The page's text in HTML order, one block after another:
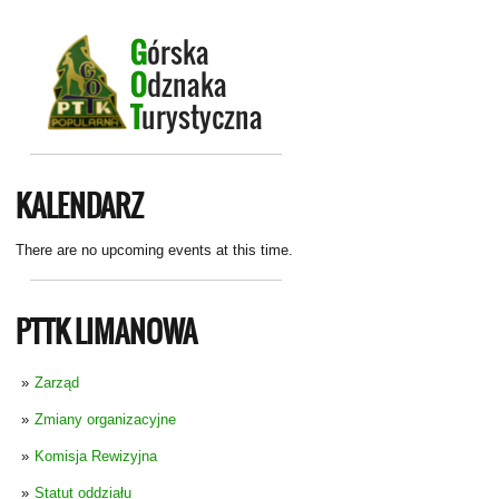
KALENDARZ
There are no upcoming events at this time.
PTTK LIMANOWA
Zarząd
Zmiany organizacyjne
Komisja Rewizyjna
Statut oddziału